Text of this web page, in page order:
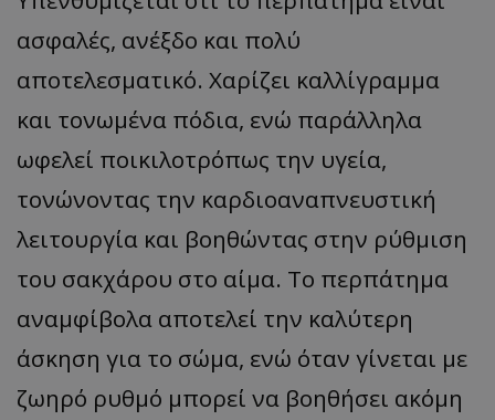
ασφαλές, ανέξδο και πολύ
αποτελεσματικό. Χαρίζει καλλίγραμμα
και τονωμένα πόδια, ενώ παράλληλα
ωφελεί ποικιλοτρόπως την υγεία,
τονώνοντας την καρδιοαναπνευστική
λειτουργία και βοηθώντας στην ρύθμιση
του σακχάρου στο αίμα. Το περπάτημα
αναμφίβολα αποτελεί την καλύτερη
άσκηση για το σώμα, ενώ όταν γίνεται με
ζωηρό ρυθμό μπορεί να βοηθήσει ακόμη